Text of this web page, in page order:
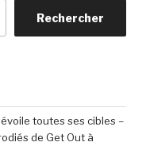
Rechercher
toutes ses cibles –
de Get Out à